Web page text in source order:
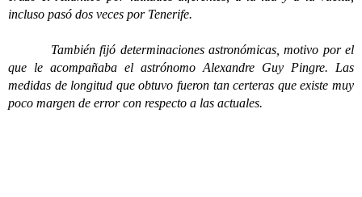
incluso pasó dos veces por Tenerife.
También fijó determinaciones astronómicas, motivo por el
que le acompañaba el astrónomo Alexandre Guy Pingre. Las
medidas de longitud que obtuvo fueron tan certeras que existe muy
poco margen de error con respecto a las actuales.